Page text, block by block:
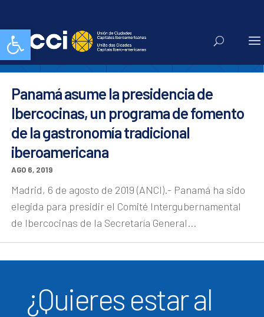
Abrir barra de herramientas
Ibercocinas
Panamá asume la presidencia de
Ibercocinas, un programa de fomento
de la gastronomía tradicional
iberoamericana
AGO 6, 2019
Madrid, 6 de agosto de 2019 (ANCI).- Panamá ha sido
elegida para presidir el Comité Intergubernamental
de Ibercocinas de la Secretaría General...
¿Quieres estar al